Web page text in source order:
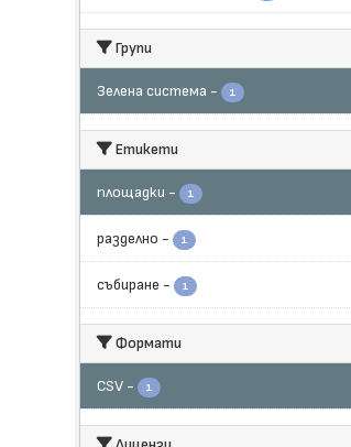
Групи
Зелена система - 1
Етикети
площадки - 1
разделно - 1
събиране - 1
Формати
CSV - 1